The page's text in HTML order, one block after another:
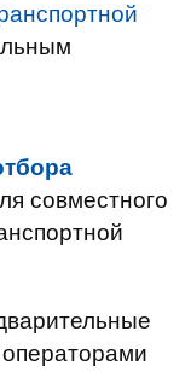
совместного